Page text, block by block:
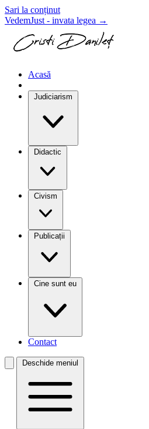
Sari la conținut
VedemJust - invata legea →
Acasă
Judiciarism
Didactic
Civism
Publicații
Cine sunt eu
Contact
Deschide meniul